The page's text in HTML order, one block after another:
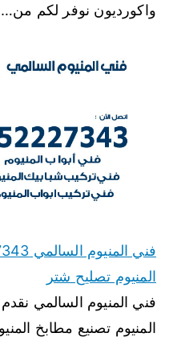
واكورديون نوفر لكم من…
المنيوم تصليح شتر
فني المنيوم السالمي
المنيوم تصنيع مطابخ